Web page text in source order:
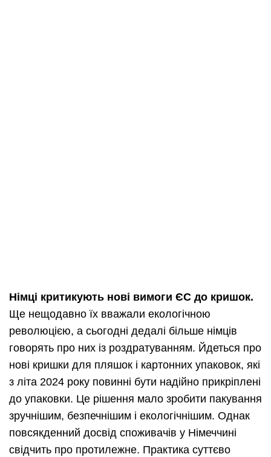
Німці критикують нові вимоги ЄС до кришок.
Ще нещодавно їх вважали екологічною
революцією, а сьогодні дедалі більше німців
говорять про них із роздратуванням. Йдеться про
нові кришки для пляшок і картонних упаковок, які
з літа 2024 року повинні бути надійно прикріплені
до упаковки. Це рішення мало зробити пакування
зручнішим, безпечнішим і екологічнішим. Однак
повсякденний досвід споживачів у Німеччині
свідчить про протилежне. Практика суттєво